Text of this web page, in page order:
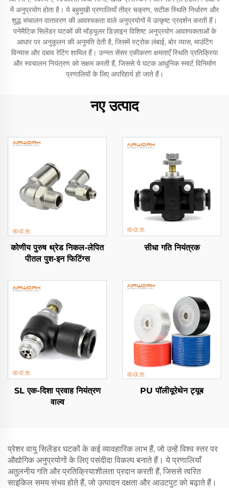
में अनुप्रयोग होता है। ये बहुमुखी प्रणालियाँ तीव्र चक्रण, सटीक स्थिति निर्धारण और
शुद्ध संचालन वातावरण की आवश्यकता वाले अनुप्रयोगों में उत्कृष्ट प्रदर्शन करती हैं।
पनेमैटिक सिलेंडर घटकों की मॉड्यूलर डिज़ाइन विशिष्ट अनुप्रयोग आवश्यकताओं के
आधार पर अनुकूलन की अनुमति देती है, जिसमें स्ट्रोक लंबाई, बोर व्यास, माउंटिंग
विन्यास और दबाव रेटिंग शामिल हैं। उन्नत सेंसर एकीकरण क्षमताएँ स्थिति प्रतिक्रिया
और स्वचालन नियंत्रण को सक्षम करती हैं, जिससे ये घटक आधुनिक स्मार्ट विनिर्माण
प्रणालियों के लिए अपरिहार्य हो जाते हैं।
नए उत्पाद
कोणीय पुरुष थ्रेड निकल-लेपित
पीतल पुश-इन फिटिंग्स
सीधा गति नियंत्रक
SL एक-दिशा प्रवाह नियंत्रण
वाल्व
PU पॉलीयूरेथेन ट्यूब
प्रेशर वायु सिलेंडर घटकों के कई व्यावहारिक लाभ हैं, जो उन्हें विश्व स्तर पर
औद्योगिक अनुप्रयोगों के लिए पसंदीदा विकल्प बनाते हैं। ये प्रणालियाँ
अतुलनीय गति और प्रतिक्रियाशीलता प्रदान करती हैं, जिससे त्वरित
साइकिल समय संभव होते हैं, जो उत्पादन दक्षता और आउटपुट को बढ़ाते हैं।